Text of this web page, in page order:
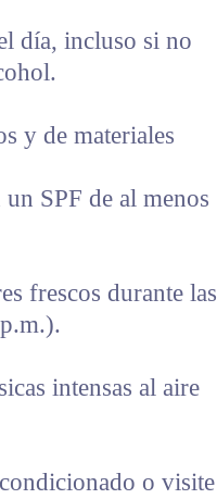
día, incluso si no
y de materiales
SPF de al menos
frescos durante las
intensas al aire
o visite